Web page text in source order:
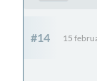
#14 15